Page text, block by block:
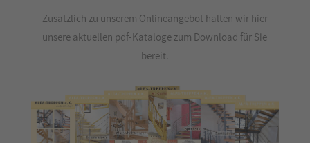
Zusätzlich zu unserem Onlineangebot halten wir hier
unsere aktuellen pdf-Kataloge zum Download für Sie
bereit.